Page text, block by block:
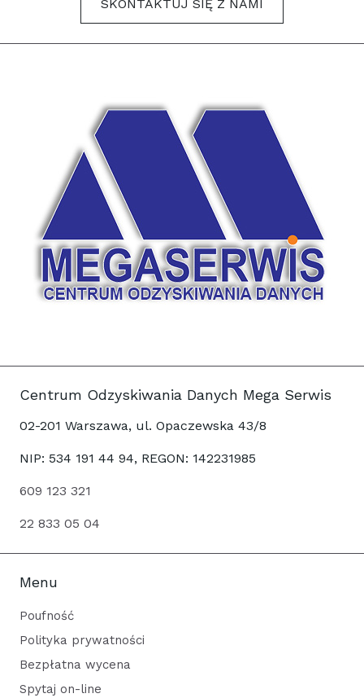
SKONTAKTUJ SIĘ Z NAMI
Centrum Odzyskiwania Danych Mega Serwis
02-201 Warszawa, ul. Opaczewska 43/8
NIP: 534 191 44 94, REGON: 142231985
609 123 321
22 833 05 04
Menu
Poufność
Polityka prywatności
Bezpłatna wycena
Spytaj on-line